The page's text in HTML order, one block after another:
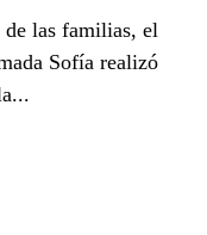
las familias, el
Sofía realizó